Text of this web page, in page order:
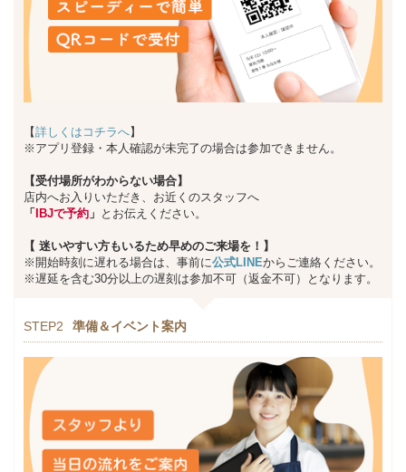
【詳しくはコチラへ】
※アプリ登録・本人確認が未完了の場合は参加できません。
【受付場所がわからない場合】
店内へお入りいただき、お近くのスタッフへ
「IBJで予約 」 とお伝えください。
【 迷いやすい方もいるため早めのご来場を！】
※開始時刻に遅れる場合は、事前に公式LINEからご連絡ください。
※遅延を含む30分以上の遅刻は参加不可（返金不可）となります。
STEP2 準備＆イベント案内